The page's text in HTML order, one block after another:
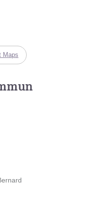
Maps